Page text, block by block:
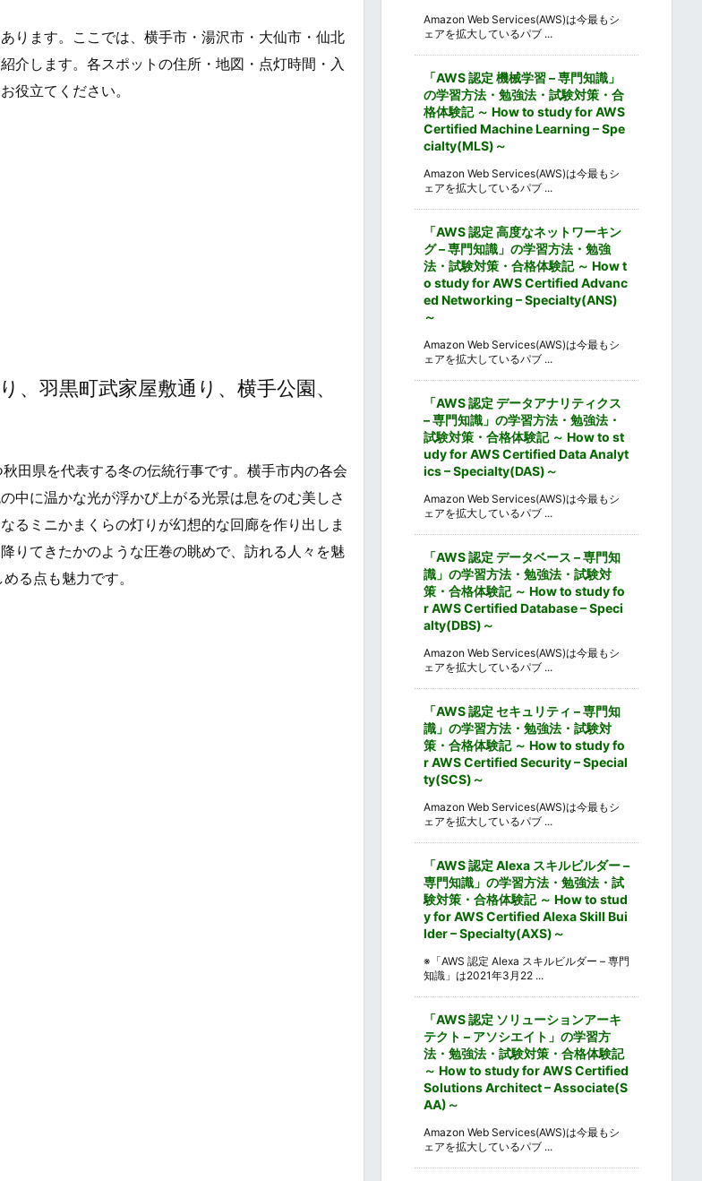
ります。ここでは、横手市・湯沢市・大仙市・仙北
介します。各スポットの住所・地図・点灯時間・入
役立てください。
羽黒町武家屋敷通り、横手公園、
田県を代表する冬の伝統行事です。横手市内の各会
中に温かな光が浮かび上がる光景は息をのむ美しさ
るミニかまくらの灯りが幻想的な回廊を作り出しま
りてきたかのような圧巻の眺めで、訪れる人々を魅
る点も魅力です。
Amazon Web Services(AWS)は今最もシ
ェアを拡大しているパブ ...
「AWS 認定 機械学習 – 専門知識」
の学習方法・勉強法・試験対策・合
格体験記 ～ How to study for AWS
Certified Machine Learning – Spe
cialty(MLS)～
Amazon Web Services(AWS)は今最もシ
ェアを拡大しているパブ ...
「AWS 認定 高度なネットワーキン
グ – 専門知識」の学習方法・勉強
法・試験対策・合格体験記 ～ How t
o study for AWS Certified Advanc
ed Networking – Specialty(ANS)
～
Amazon Web Services(AWS)は今最もシ
ェアを拡大しているパブ ...
「AWS 認定 データアナリティクス
– 専門知識」の学習方法・勉強法・
試験対策・合格体験記 ～ How to st
udy for AWS Certified Data Analyt
ics – Specialty(DAS)～
Amazon Web Services(AWS)は今最もシ
ェアを拡大しているパブ ...
「AWS 認定 データベース – 専門知
識」の学習方法・勉強法・試験対
策・合格体験記 ～ How to study fo
r AWS Certified Database – Speci
alty(DBS)～
Amazon Web Services(AWS)は今最もシ
ェアを拡大しているパブ ...
「AWS 認定 セキュリティ – 専門知
識」の学習方法・勉強法・試験対
策・合格体験記 ～ How to study fo
r AWS Certified Security – Special
ty(SCS)～
Amazon Web Services(AWS)は今最もシ
ェアを拡大しているパブ ...
「AWS 認定 Alexa スキルビルダー –
専門知識」の学習方法・勉強法・試
験対策・合格体験記 ～ How to stud
y for AWS Certified Alexa Skill Bui
lder – Specialty(AXS)～
※「AWS 認定 Alexa スキルビルダー – 専門
知識」は2021年3月22 ...
「AWS 認定 ソリューションアーキ
テクト – アソシエイト」の学習方
法・勉強法・試験対策・合格体験記
～ How to study for AWS Certified
Solutions Architect – Associate(S
AA)～
Amazon Web Services(AWS)は今最もシ
ェアを拡大しているパブ ...